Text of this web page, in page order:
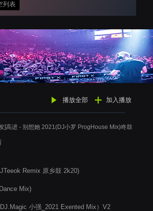
列表
播放全部 加入播放
]高进 - 别想她 2021(DJ小罗 ProgHouse Mix)咚鼓
Remix 原乡鼓 2k20)
Mix)
小强_2021 Exented Mix）V2